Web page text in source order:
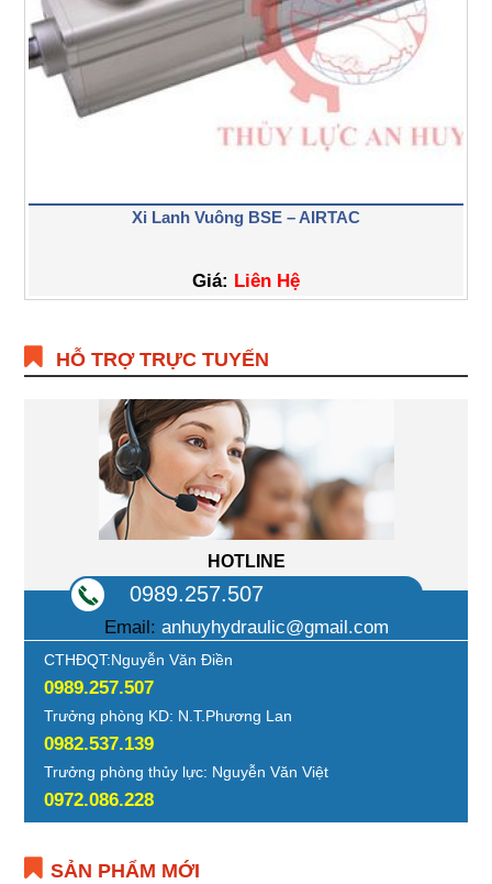
Xi Lanh Vuông BSE – AIRTAC
Giá: Liên Hệ
HỖ TRỢ TRỰC TUYẾN
HOTLINE
0989.257.507
Email: anhuyhydraulic@gmail.com
CTHĐQT:Nguyễn Văn Điền
0989.257.507
Trưởng phòng KD: N.T.Phương Lan
0982.537.139
Trưởng phòng thủy lực: Nguyễn Văn Việt
0972.086.228
SẢN PHẨM MỚI